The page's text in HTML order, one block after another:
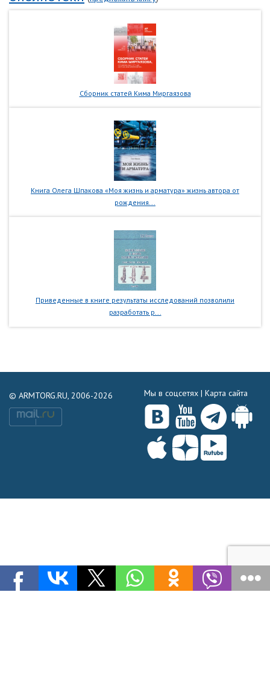
Сборник статей Кима Миргаязова
Книга Олега Шпакова «Моя жизнь и арматура» жизнь автора от
рождения...
Приведенные в книге результаты исследований позволили
разработать р...
© ARMTORG.RU, 2006-2026 Мы в соцсетях | Карта сайта